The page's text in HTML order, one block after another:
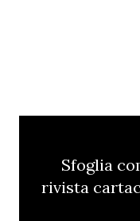
Sfoglia
rivista